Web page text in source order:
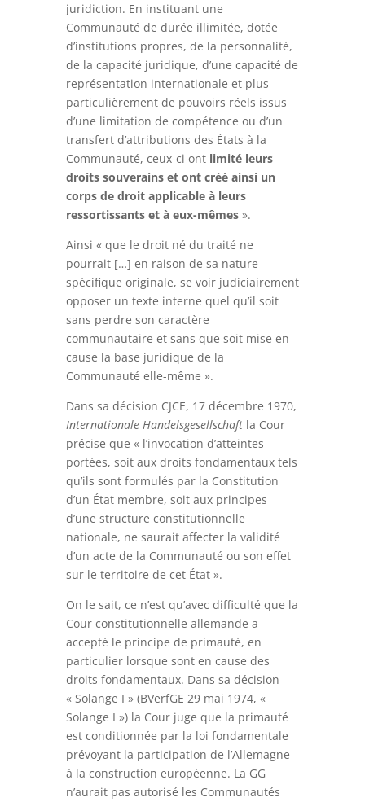
juridiction. En instituant une
Communauté de durée illimitée, dotée
d’institutions propres, de la personnalité,
de la capacité juridique, d’une capacité de
représentation internationale et plus
particulièrement de pouvoirs réels issus
d’une limitation de compétence ou d’un
transfert d’attributions des États à la
Communauté, ceux-ci ont limité leurs
droits souverains et ont créé ainsi un
corps de droit applicable à leurs
ressortissants et à eux-mêmes ».
Ainsi « que le droit né du traité ne
pourrait […] en raison de sa nature
spécifique originale, se voir judiciairement
opposer un texte interne quel qu’il soit
sans perdre son caractère
communautaire et sans que soit mise en
cause la base juridique de la
Communauté elle-même ».
Dans sa décision CJCE, 17 décembre 1970,
Internationale Handelsgesellschaftla Cour
précise que « l’invocation d’atteintes
portées, soit aux droits fondamentaux tels
qu’ils sont formulés par la Constitution
d’un État membre, soit aux principes
d’une structure constitutionnelle
nationale, ne saurait affecter la validité
d’un acte de la Communauté ou son effet
sur le territoire de cet État ».
On le sait, ce n’est qu’avec difficulté que la
Cour constitutionnelle allemande a
accepté le principe de primauté, en
particulier lorsque sont en cause des
droits fondamentaux. Dans sa décision
« Solange I » (BVerfGE 29 mai 1974, «
Solange I ») la Cour juge que la primauté
est conditionnée par la loi fondamentale
prévoyant la participation de l’Allemagne
à la construction européenne. La GG
n’aurait pas autorisé les Communautés